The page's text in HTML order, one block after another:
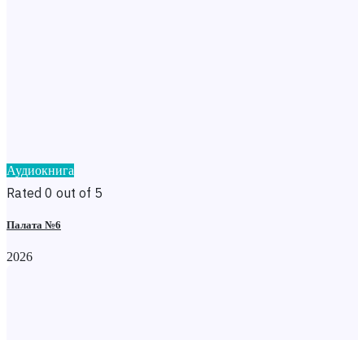
Аудиокнига
Rated 0 out of 5
Палата №6
2026